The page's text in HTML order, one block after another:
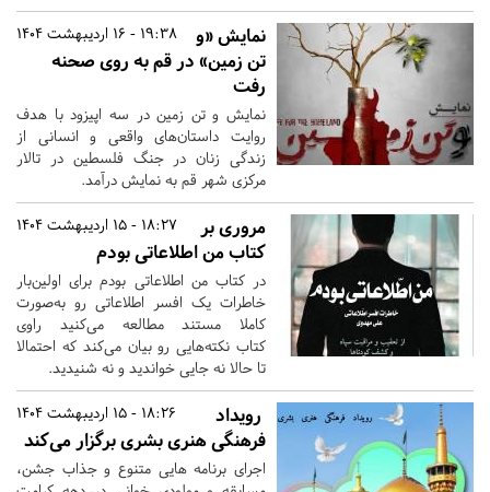
19:38 - 16 اردیبهشت 1404
​​​​​​​نمایش «و
تن زمین» در قم به روی صحنه
رفت
نمایش و تن زمین در سه اپیزود با هدف
روایت داستان‌های واقعی و انسانی از
زندگی زنان در جنگ فلسطین در تالار
مرکزی شهر قم به نمایش درآمد.
18:27 - 15 اردیبهشت 1404
مروری بر
کتاب من اطلاعاتی بودم
در کتاب من اطلاعاتی بودم برای اولین‌بار
خاطرات یک افسر اطلاعاتی رو به‌صورت
کاملا مستند مطالعه می‌کنید راوی
کتاب نکته‌هایی رو بیان می‌کند که احتمالا
تا حالا نه جایی خواندید و نه شنیدید.
18:26 - 15 اردیبهشت 1404
رویداد
فرهنگی هنری بشری برگزار می‌کند
اجرای برنامه هایی متنوع و جذاب جشن،